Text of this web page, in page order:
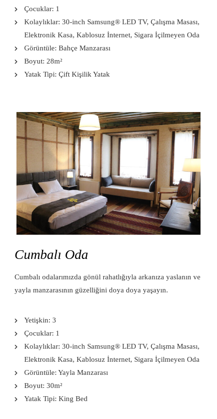
Çocuklar: 1
Kolaylıklar: 30-inch Samsung® LED TV, Çalışma Masası,
Elektronik Kasa, Kablosuz İnternet, Sigara İçilmeyen Oda
Görüntüle: Bahçe Manzarası
Boyut: 28m²
Yatak Tipi: Çift Kişilik Yatak
Cumbalı Oda
Cumbalı odalarımızda gönül rahatlığıyla arkanıza yaslanın ve
yayla manzarasının güzelliğini doya doya yaşayın.
Yetişkin: 3
Çocuklar: 1
Kolaylıklar: 30-inch Samsung® LED TV, Çalışma Masası,
Elektronik Kasa, Kablosuz İnternet, Sigara İçilmeyen Oda
Görüntüle: Yayla Manzarası
Boyut: 30m²
Yatak Tipi: King Bed